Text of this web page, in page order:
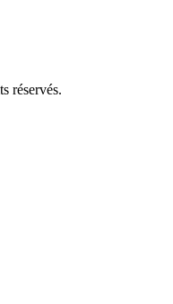
réservés.